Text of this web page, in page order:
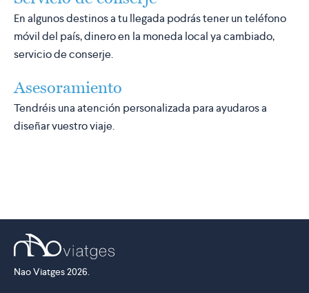
En algunos destinos a tu llegada podrás tener un teléfono
móvil del país, dinero en la moneda local ya cambiado,
servicio de conserje.
Asesoramiento
Tendréis una atención personalizada para ayudaros a
diseñar vuestro viaje.
Nao Viatges 2026.